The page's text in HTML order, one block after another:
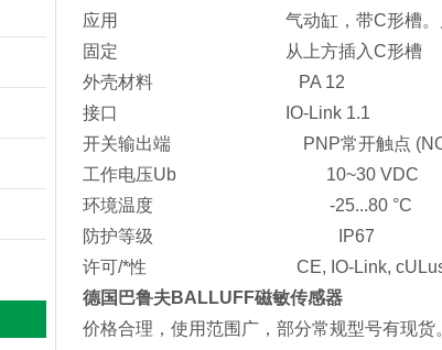
应用 气动缸，带C形槽。尺寸参
固定 从上方插入C形槽
外壳材料 PA 12
接口 IO-Link 1.1
开关输出端 PNP常开触点
工作电压Ub 10~30 VDC
环境温度 -25...80 °C
防护等级 IP67
许可/*性 CE, IO-Link, cULus,
德国巴鲁夫BALLUFF磁敏传感器
价格合理，使用范围广，部分常规型号有现